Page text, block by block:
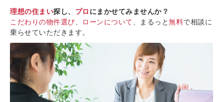
理想の住まい探し、 プロ にまかせてみませんか？
こだわりの物件選び
ローンについて 、まるっと無料で相談に
乗らせていただきます。